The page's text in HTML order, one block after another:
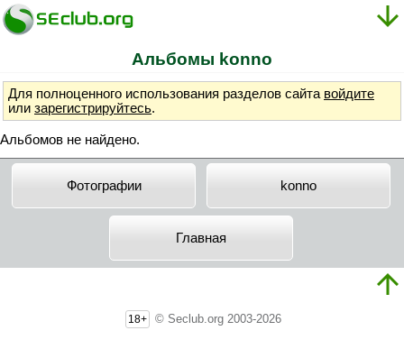
Альбомы konno
Для полноценного использования разделов сайта войдите
или зарегистрируйтесь.
Альбомов не найдено.
Фотографии konno
Главная
18+ © Seclub.org 2003-2026